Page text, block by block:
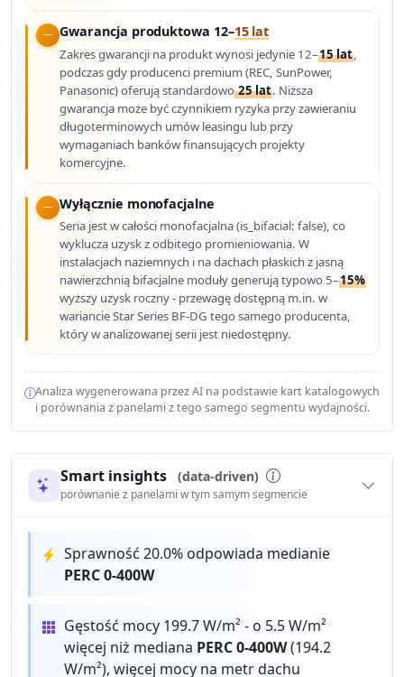
Gwarancja produktowa 12–15 lat
Zakres gwarancji na produkt wynosi jedynie 12–15 lat,
podczas gdy producenci premium (REC, SunPower,
Panasonic) oferują standardowo25 lat. Niższa
gwarancja może być czynnikiem ryzyka przy zawieraniu
długoterminowych umów leasingu lub przy
wymaganiach banków finansujących projekty
komercyjne.
Wyłącznie monofacjalne
Seria jest w całości monofacjalna (is_bifacial: false), co
wyklucza uzysk z odbitego promieniowania. W
instalacjach naziemnych i na dachach płaskich z jasną
nawierzchnią bifacjalne moduły generują typowo 5–15%
wyższy uzysk roczny - przewagę dostępną m.in. w
wariancie Star Series BF-DG tego samego producenta,
który w analizowanej serii jest niedostępny.
Analiza wygenerowana przez AI na podstawie kart katalogowych
i porównania z panelami z tego samego segmentu wydajności.
Smart insights (data-driven)
porównanie z panelami w tym samym segmencie
Sprawność 20.0% odpowiada medianie
PERC 0-400W
Gęstość mocy 199.7 W/m² - o 5.5 W/m²
więcej niż mediana PERC 0-400W(194.2
W/m²), więcej mocy na metr dachu